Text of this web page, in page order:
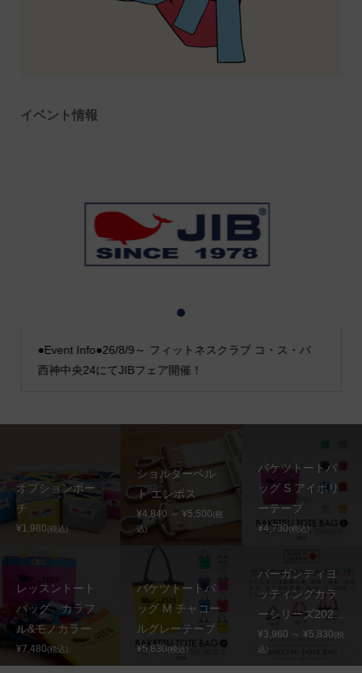
イベント情報
●Event Info●26/8/9～ フィットネスクラブ コ・ス・パ
西神中央24にてJIBフェア開催！
2
オプションポー
チ
¥1,980(税込)
ショルダーベル
ト エンボス
¥4,840 ～ ¥5,500(税
込)
バケツトートバ
ッグ S アイボリ
ーテープ
¥4,730(税込)
レッスントート
バッグ カラフ
ル&モノカラー
¥7,480(税込)
バケツトートバ
ッグ M チャコー
ルグレーテープ
¥5,830(税込)
バーガンディヨ
ッティングカラ
ーシリーズ202...
¥3,960 ～ ¥5,830(税
込)